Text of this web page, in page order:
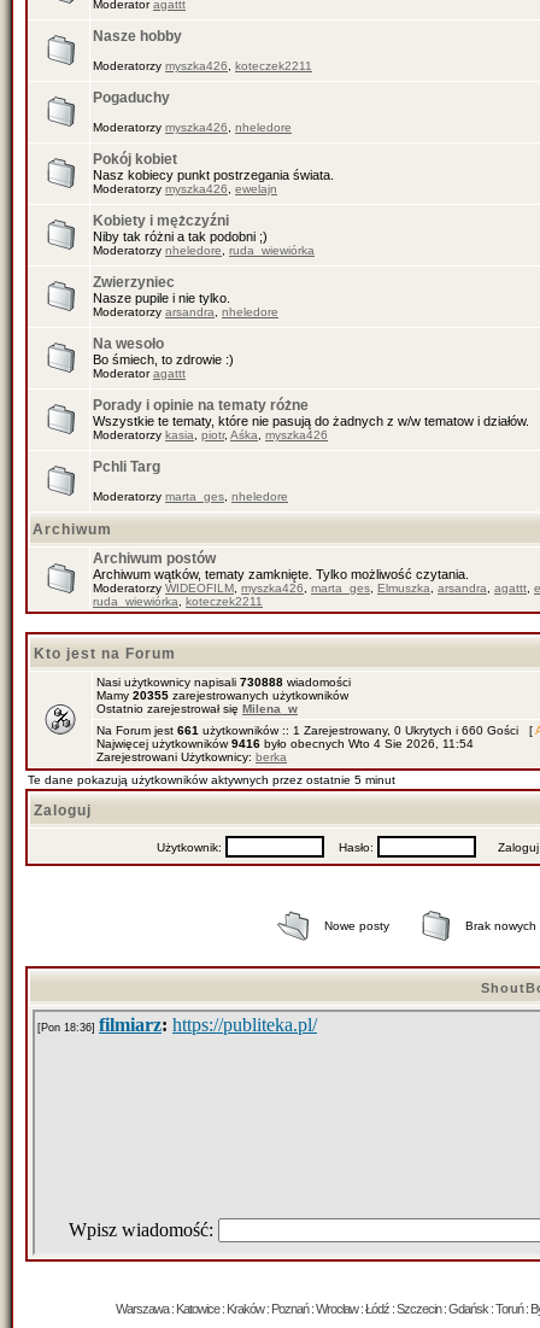
Moderatoragattt
Nasze hobby
Moderatorzy myszka426 koteczek2211
Pogaduchy
Moderatorzy myszka426 nheledore
Pokój kobiet
Nasz kobiecy punkt postrzegania świata.
Moderatorzy myszka426 ewelajn
Kobiety i mężczyźni
Niby tak różni a tak podobni ;)
Moderatorzy nheledore ruda_wiewiórka
Zwierzyniec
Nasze pupile i nie tylko.
Moderatorzy arsandra nheledore
Na wesoło
Bo śmiech, to zdrowie :)
Moderatoragattt
Porady i opinie na tematy różne
Wszystkie te tematy, które nie pasują do żadnych z w/w tematow i działów.
Moderatorzy kasia piotr, Aśka myszka426
Pchli Targ
Moderatorzy marta_ges nheledore
Archiwum
Archiwum postów
Archiwum wątków, tematy zamknięte. Tylko możliwość czytania.
Moderatorzy WIDEOFILM myszka426 marta_ges Elmuszka arsandra agattt
ruda_wiewiórka
koteczek2211
Kto jest na Forum
Nasi użytkownicy napisali 730888 wiadomości
Mamy 20355 zarejestrowanych użytkowników
Ostatnio zarejestrował się Milena_w
Na Forum jest 661 użytkowników :: 1 Zarejestrowany, 0 Ukrytych i 660 Gości [
Najwięcej użytkowników9416 było obecnych Wto 4 Sie 2026, 11:54
Zarejestrowani Użytkownicy: berka
Te dane pokazują użytkowników aktywnych przez ostatnie 5 minut
Zaloguj
Użytkownik: Hasło: Zaloguj
Nowe posty Brak nowych
Warszawa : Katowice : Kraków : Poznań : Wrocław : Łódź : Szczecin : Gdańsk : Toruń :